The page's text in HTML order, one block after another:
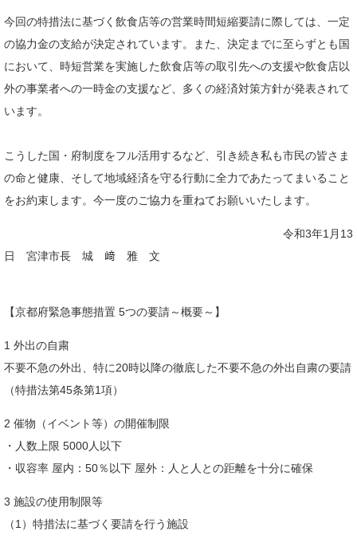
今回の特措法に基づく飲食店等の営業時間短縮要請に際しては、一定
の協力金の支給が決定されています。また、決定までに至らずとも国
において、時短営業を実施した飲食店等の取引先への支援や飲食店以
外の事業者への一時金の支援など、多くの経済対策方針が発表されて
います。
こうした国・府制度をフル活用するなど、引き続き私も市民の皆さま
の命と健康、そして地域経済を守る行動に全力であたってまいること
をお約束します。今一度のご協力を重ねてお願いいたします。
令和3年1月13
日 宮津市長 城 﨑 雅 文
【京都府緊急事態措置 5つの要請～概要～】
1 外出の自粛
不要不急の外出、特に20時以降の徹底した不要不急の外出自粛の要請
（特措法第45条第1項）
2 催物（イベント等）の開催制限
・人数上限 5000人以下
・収容率 屋内：50％以下 屋外：人と人との距離を十分に確保
3 施設の使用制限等
（1）特措法に基づく要請を行う施設